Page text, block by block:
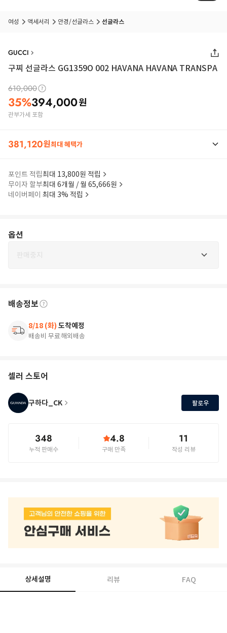
여성 액세서리 안경/선글라스 선글라스
GUCCI
구찌 선글라스 GG1359O 002 HAVANA HAVANA TRANSPA
610,000
35%394,000원
관부가세 포함
381,120원최대 혜택가
포인트 적립최대 13,800원 적립
무이자 할부최대 6개월 / 월 65,666원
네이버페이 최대 3% 적립
옵션
판매중지
배송정보
8/18 (화) 도착예정
배송비 무료해외배송
셀러 스토어
구하다_CK 팔로우
348
누적 판매수
4.8
구매 만족
11
작성 리뷰
상세설명 리뷰 FAQ